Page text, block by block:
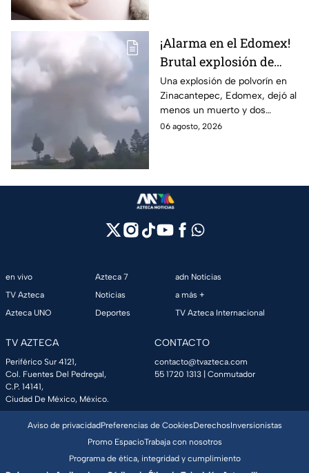
¡Alarma en el Edomex!
Brutal explosión de
polvorín en Santa
María del Monte,
Zinacantepec; reportan
al menos un muerto y
Una explosión de polvorín en
Zinacantepec, Edomex, dejó al
menos un muerto y dos
heridos; autoridades atiende la
06 agosto, 2026
en vivo
TV Azteca
Azteca UNO
Azteca 7
Noticias
Deportes
adn Noticias
a más +
TV Azteca Internacional
TV AZTECA
Periférico Sur 4121,
Col. Fuentes Del Pedregal,
C.P. 14141,
Ciudad De México, México.
CONTACTO
contacto@tvazteca.com
55 1720 1313 | Conmutador
Aviso de privacidadPreferencias de CookiesDerechosInversionistas
Promo EspacioTrabaja con nosotros
Programa de ética, integridad y cumplimiento